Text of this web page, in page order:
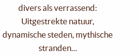
divers als verrassend:
Uitgestrekte natuur,
dynamische steden, mythische
stranden...